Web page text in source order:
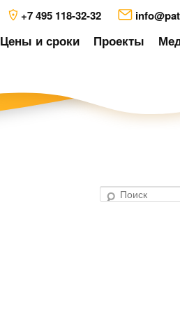
+7 495 118-32-32
Цены и сроки Проекты